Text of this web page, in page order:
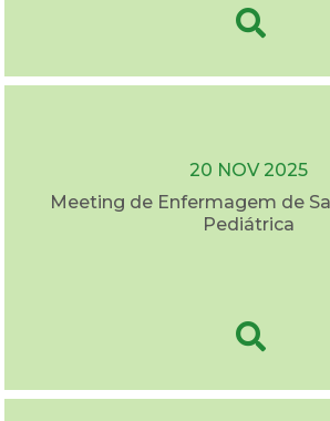
20 NOV 2025
Meeting de Enfermagem de
Pediátrica